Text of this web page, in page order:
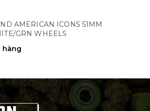
AMERICAN ICONS 51MM
GRN WHEELS
hàng